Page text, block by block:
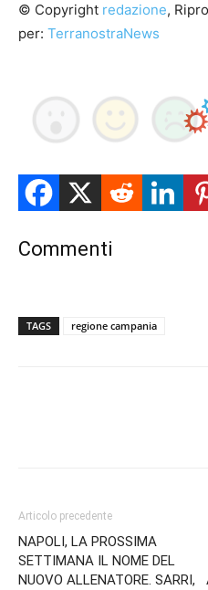
© Copyright redazione,
per: TerranostraNews
Commenti
TAGS regione campania
Articolo precedente
NAPOLI, LA PROSSIMA
SETTIMANA IL NOME DEL
NUOVO ALLENATORE. SARRI,